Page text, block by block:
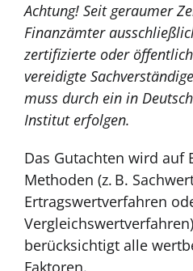
Achtung! Seit geraumer
Finanzämter
zertifizierte oder
vereidigte
muss durch ein in
Institut erfolgen.
Das Gutachten wird auf
Methoden (z. B.
Ertragswertverfahren
berücksichtigt alle
Faktoren.